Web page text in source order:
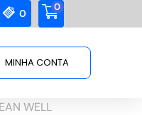
0
0
MINHA CONTA
WELL